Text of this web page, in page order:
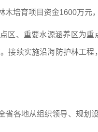
培育项目资金1600万元
区、重要水源涵养区为
接续实施沿海防护林工
省各地从组织领导、规划